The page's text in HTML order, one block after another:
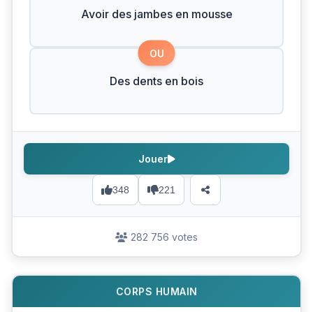
Avoir des jambes en mousse
OU
Des dents en bois
348 221
Jouer
282 756 votes
CORPS HUMAIN